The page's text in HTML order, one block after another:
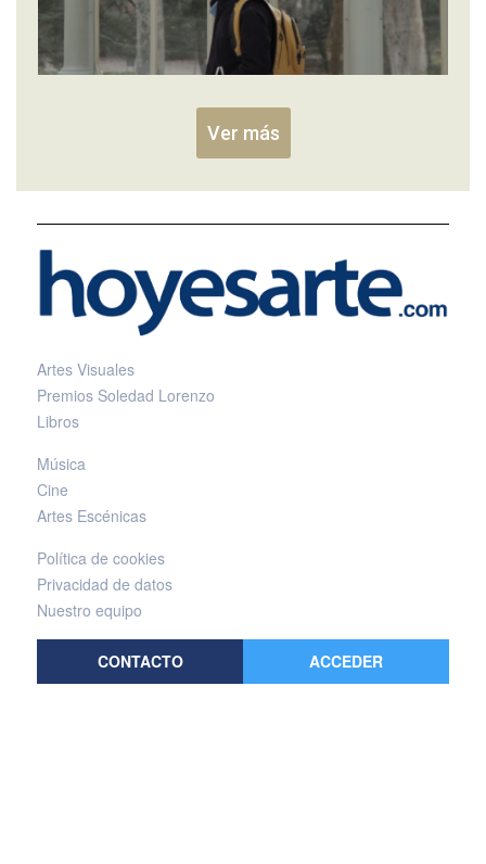
Ver más
Artes Visuales
Premios Soledad Lorenzo
Libros
Música
Cine
Artes Escénicas
Política de cookies
Privacidad de datos
Nuestro equipo
CONTACTO ACCEDER